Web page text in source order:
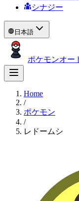
シナジー
日本語
ポケモンオー
Home
/
ポケモン
/
レドームシ